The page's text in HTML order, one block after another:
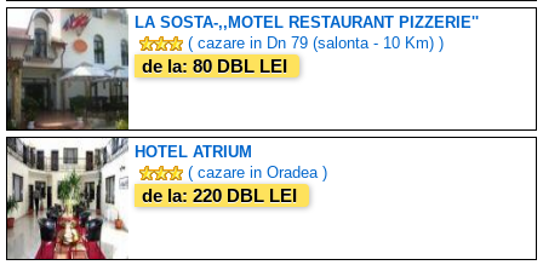
LA SOSTA-,,MOTEL RESTAURANT PIZZERIE''
( cazare in Dn 79 (salonta - 10 Km) )
de la: 80 DBL LEI
HOTEL ATRIUM
( cazare in Oradea )
de la: 220 DBL LEI